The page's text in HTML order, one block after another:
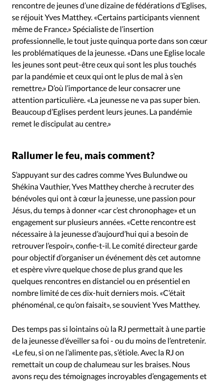
rencontre de jeunes d’une dizaine de fédérations d’Eglises,
se réjouit Yves Matthey. «Certains participants viennent
même de France.» Spécialiste de l’insertion
professionnelle, le tout juste quinqua porte dans son cœur
les problématiques de la jeunesse. «Dans une Eglise locale
les jeunes sont peut-être ceux qui sont les plus touchés
par la pandémie et ceux qui ont le plus de mal à s’en
remettre.» D’où l’importance de leur consacrer une
attention particulière. «La jeunesse ne va pas super bien.
Beaucoup d’Eglises perdent leurs jeunes. La pandémie
remet le discipulat au centre.»
Rallumer le feu, mais comment?
S’appuyant sur des cadres comme Yves Bulundwe ou
Shékina Vauthier, Yves Matthey cherche à recruter des
bénévoles qui ont à cœur la jeunesse, une passion pour
Jésus, du temps à donner «car c’est chronophage» et un
engagement sur plusieurs années. «Cette rencontre est
nécessaire à la jeunesse d’aujourd’hui qui a besoin de
retrouver l’espoir», confie-t-il. Le comité directeur garde
pour objectif d’organiser un événement dès cet automne
et espère vivre quelque chose de plus grand que les
quelques rencontres en distanciel ou en présentiel en
nombre limité de ces dix-huit derniers mois. «C’était
phénoménal, ce qu’on faisait», se souvient Yves Matthey.
Des temps pas si lointains où la RJ permettait à une partie
de la jeunesse d’éveiller sa foi - ou du moins de l’entretenir.
«Le feu, si on ne l’alimente pas, s’étiole. Avec la RJ on
remettait un coup de chalumeau sur les braises. Nous
avons reçu des témoignages incroyables d’engagements et